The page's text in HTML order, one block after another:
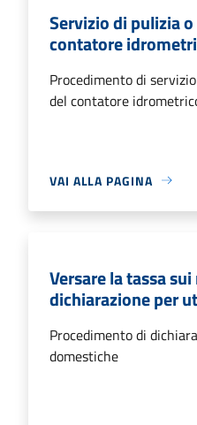
Servizio di pulizia
contatore
Procedimento di
del contatore
VAI ALLA PAGINA
Versare la tassa
dichiarazione per
Procedimento di
domestiche